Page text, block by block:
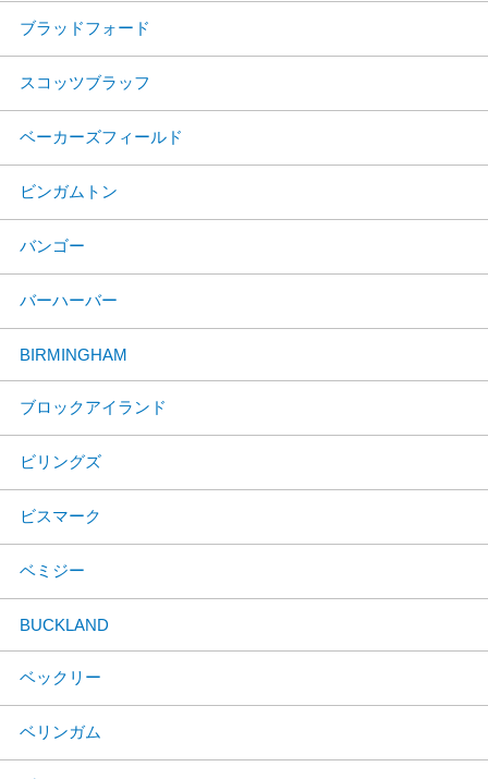
ブラッドフォード
スコッツブラッフ
ベーカーズフィールド
ビンガムトン
バンゴー
バーハーバー
BIRMINGHAM
ブロックアイランド
ビリングズ
ビスマーク
ベミジー
BUCKLAND
ベックリー
ベリンガム